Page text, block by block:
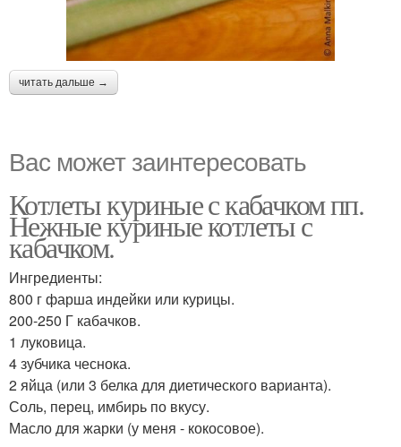
читать дальше →
Вас может заинтересовать
Котлеты куриные с кабачком пп.
Нежные куриные котлеты с
кабачком.
Ингредиенты:
800 г фарша индейки или курицы.
200-250 Г кабачков.
1 луковица.
4 зубчика чеснока.
2 яйца (или 3 белка для диетического варианта).
Соль, перец, имбирь по вкусу.
Масло для жарки (у меня - кокосовое).